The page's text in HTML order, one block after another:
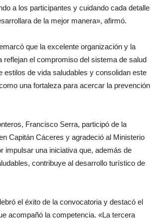
a los participantes y cuidando cada detalle
de la mejor manera», afirmó.
que la excelente organización y la
reflejan el compromiso del sistema de salud
estilos de vida saludables y consolidan este
una fortaleza para acercar la prevención
Francisco Serra, participó de la
Capitán Cáceres y agradeció al Ministerio
impulsar una iniciativa que, además de
contribuye al desarrollo turístico de
el éxito de la convocatoria y destacó el
acompañó la competencia. «La tercera